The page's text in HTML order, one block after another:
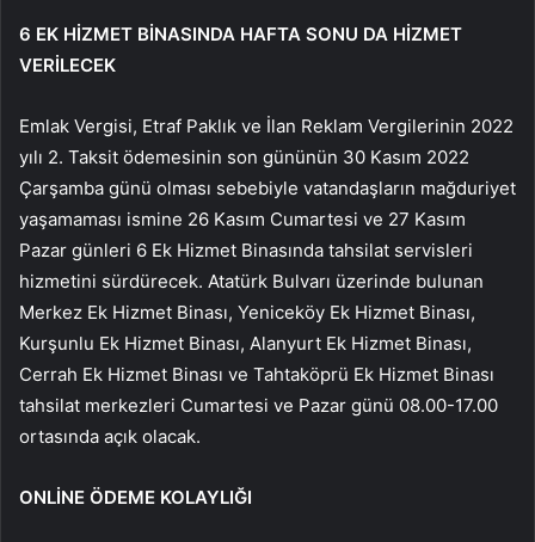
6 EK HİZMET BİNASINDA HAFTA SONU DA HİZMET
VERİLECEK
Emlak Vergisi, Etraf Paklık ve İlan Reklam Vergilerinin 2022
yılı 2. Taksit ödemesinin son gününün 30 Kasım 2022
Çarşamba günü olması sebebiyle vatandaşların mağduriyet
yaşamaması ismine 26 Kasım Cumartesi ve 27 Kasım
Pazar günleri 6 Ek Hizmet Binasında tahsilat servisleri
hizmetini sürdürecek. Atatürk Bulvarı üzerinde bulunan
Merkez Ek Hizmet Binası, Yeniceköy Ek Hizmet Binası,
Kurşunlu Ek Hizmet Binası, Alanyurt Ek Hizmet Binası,
Cerrah Ek Hizmet Binası ve Tahtaköprü Ek Hizmet Binası
tahsilat merkezleri Cumartesi ve Pazar günü 08.00-17.00
ortasında açık olacak.
ONLİNE ÖDEME KOLAYLIĞI